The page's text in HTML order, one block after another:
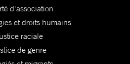
d'association
et droits humains
raciale
de genre